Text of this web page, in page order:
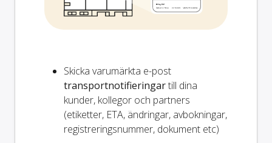
Skicka varumärkta e-post
transportnotifieringartill dina
kunder, kollegor och partners
(etiketter, ETA, ändringar, avbokningar,
registreringsnummer, dokument etc)